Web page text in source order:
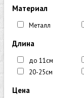
Материал
Металл
Длина
до 11см
20-25см
Цена